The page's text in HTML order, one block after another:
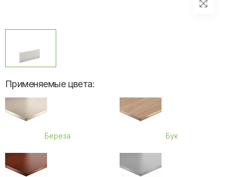
Применяемые цвета:
Береза Бук